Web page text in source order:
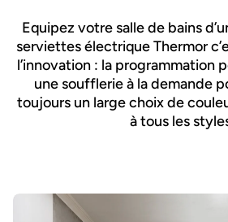
Equipez votre salle de bains
serviettes électrique Thermor
l’innovation : la programmation
une soufflerie à la demande
toujours un large choix de
à tous les